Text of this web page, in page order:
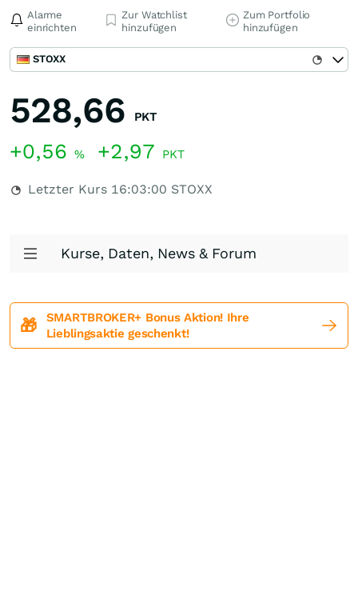
Alarme
einrichten
Zur Watchlist
hinzufügen
Zum Portfolio
hinzufügen
STOXX
528,66 PKT
+0,56 % +2,97 PKT
Letzter Kurs 16:03:00 STOXX
Kurse, Daten, News & Forum
🎁
SMARTBROKER+ Bonus Aktion! Ihre
Lieblingsaktie geschenkt!